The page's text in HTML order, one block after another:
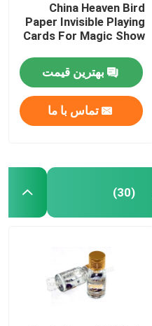
China Heaven Bird
Paper Invisible Playing
Cards For Magic Show
بهترین قیمت
تماس با ما
(30)